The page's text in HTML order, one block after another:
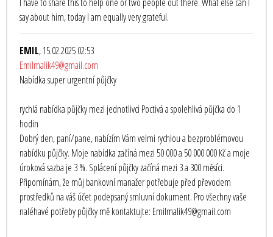
say about him, today I am equally very grateful.
EMIL, 15.02.2025 02:53
Emilmalik49@gmail.com
Nabídka super urgentní půjčky
rychlá nabídka půjčky mezi jednotlivci Poctivá a spolehlivá půjčka do 1
hodin
Dobrý den, paní/pane, nabízím Vám velmi rychlou a bezproblémovou
nabídku půjčky. Moje nabídka začíná mezi 50 000 a 50 000 000 Kč a moje
úroková sazba je 3 %. Splácení půjčky začíná mezi 3 a 300 měsíci.
Připomínám, že můj bankovní manažer potřebuje před převodem
prostředků na váš účet podepsaný smluvní dokument. Pro všechny vaše
naléhavé potřeby půjčky mě kontaktujte: Emilmalik49@gmail.com